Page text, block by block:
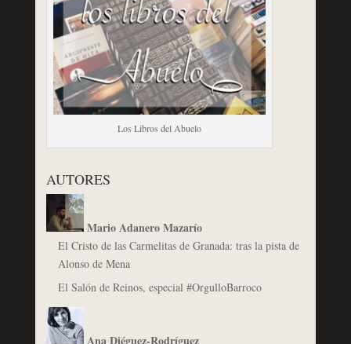
Los Libros del Abuelo
AUTORES
Mario Adanero Mazarío
El Cristo de las Carmelitas de Granada: tras la pista de
Alonso de Mena
El Salón de Reinos, especial #OrgulloBarroco